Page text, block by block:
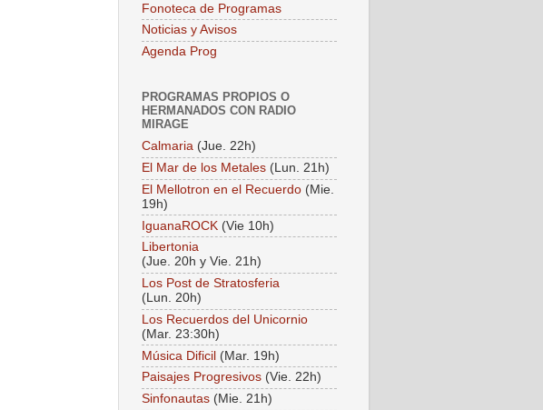
Fonoteca de Programas
Noticias y Avisos
Agenda Prog
PROGRAMAS PROPIOS O
HERMANADOS CON RADIO
MIRAGE
Calmaria (Jue. 22h)
El Mar de los Metales (Lun. 21h)
El Mellotron en el Recuerdo (Mie.
19h)
IguanaROCK (Vie 10h)
Libertonia
(Jue. 20h y Vie. 21h)
Los Post de Stratosferia
(Lun. 20h)
Los Recuerdos del Unicornio
(Mar. 23:30h)
Música Dificil (Mar. 19h)
Paisajes Progresivos (Vie. 22h)
Sinfonautas (Mie. 21h)